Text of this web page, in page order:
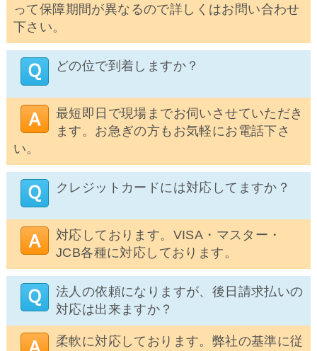
って保障期間が異なるので詳しくはお問い合わせ
下さい。
どの位で到着しますか？
最短即日で現場までお伺いさせていただき
ます。お急ぎの方もお気軽にお電話下さ
い。
クレジットカードには対応してますか？
対応しております。VISA・マスター・
JCB各種に対応しております。
法人の依頼になりますが、後日請求払いの
対応は出来ますか？
柔軟に対応しております。弊社の基準に従